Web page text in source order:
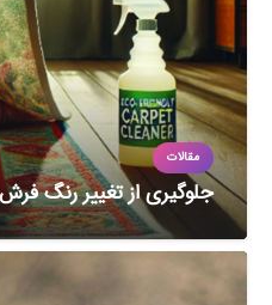
مقالات
جلوگیری از تغییر رنگ